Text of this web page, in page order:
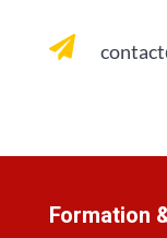

Formation